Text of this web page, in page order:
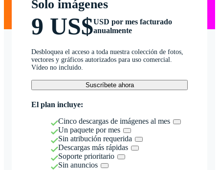
Solo imágenes
9 US$USD por mes facturado
anualmente
Desbloquea el acceso a toda nuestra colección de fotos,
vectores y gráficos autorizados para uso comercial.
Vídeo no incluido.
Suscríbete ahora
El plan incluye:
Cinco descargas de imágenes al mes
Un paquete por mes
Sin atribución requerida
Descargas más rápidas
Soporte prioritario
Sin anuncios